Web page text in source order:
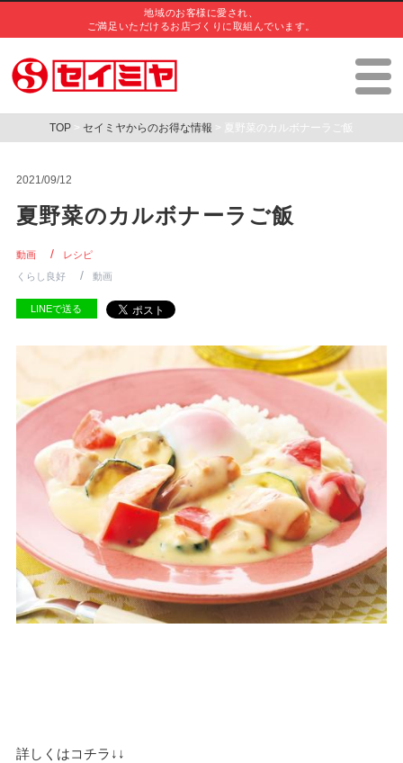
地域のお客様に愛され、
ご満足いただけるお店づくりに取組んでいます。
TOP > セイミヤからのお得な情報 > 夏野菜のカルボナーラご飯
2021/09/12
夏野菜のカルボナーラご飯
動画
レシピ
くらし良好
動画
LINEで送る
詳しくはコチラ↓↓